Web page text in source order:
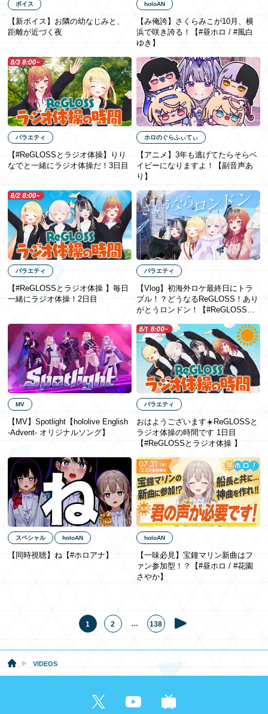
ボイス
【新ボイス】お隣の幼なじみと、
距離が近づく夜
holoAN
【み俺誇】さくらみこが10月、横
浜で咲き誇る！【#昼ホロ / #風白
ゆき】
バラエティ
【#ReGLOSSとラジオ体操】りり
なでと一緒にラジオ体操だ！3日目
ホロのぐらふぃてぃ
【アニメ】3年も​逃げてたら​そらベ
イビーに​なりますよ！【副音声あ
り】
バラエティ
【#ReGLOSSとラジオ体操 】毎日
一緒にラジオ体操！2日目
バラエティ
【Vlog】初海外ロケ最終日にトラ
ブル！？どうなるReGLOSS！あり
がとうロンドン！【#ReGLOSSロ
MV
【MV】Spotlight【hololive English
-Advent- オリジナルソング】
バラエティ
おはようございます☀️ReGLOSSと
ラジオ体操の時間です 1日目
【#ReGLOSSとラジオ体操 】
スペシャル holoAN
【同時視聴】ね【#ホロアナ】
holoAN
【一味必見】宝鐘マリン新曲はフ
ァン参加型！？【#昼ホロ / #花園
さやか】
1 2 … 138
VIDEOS